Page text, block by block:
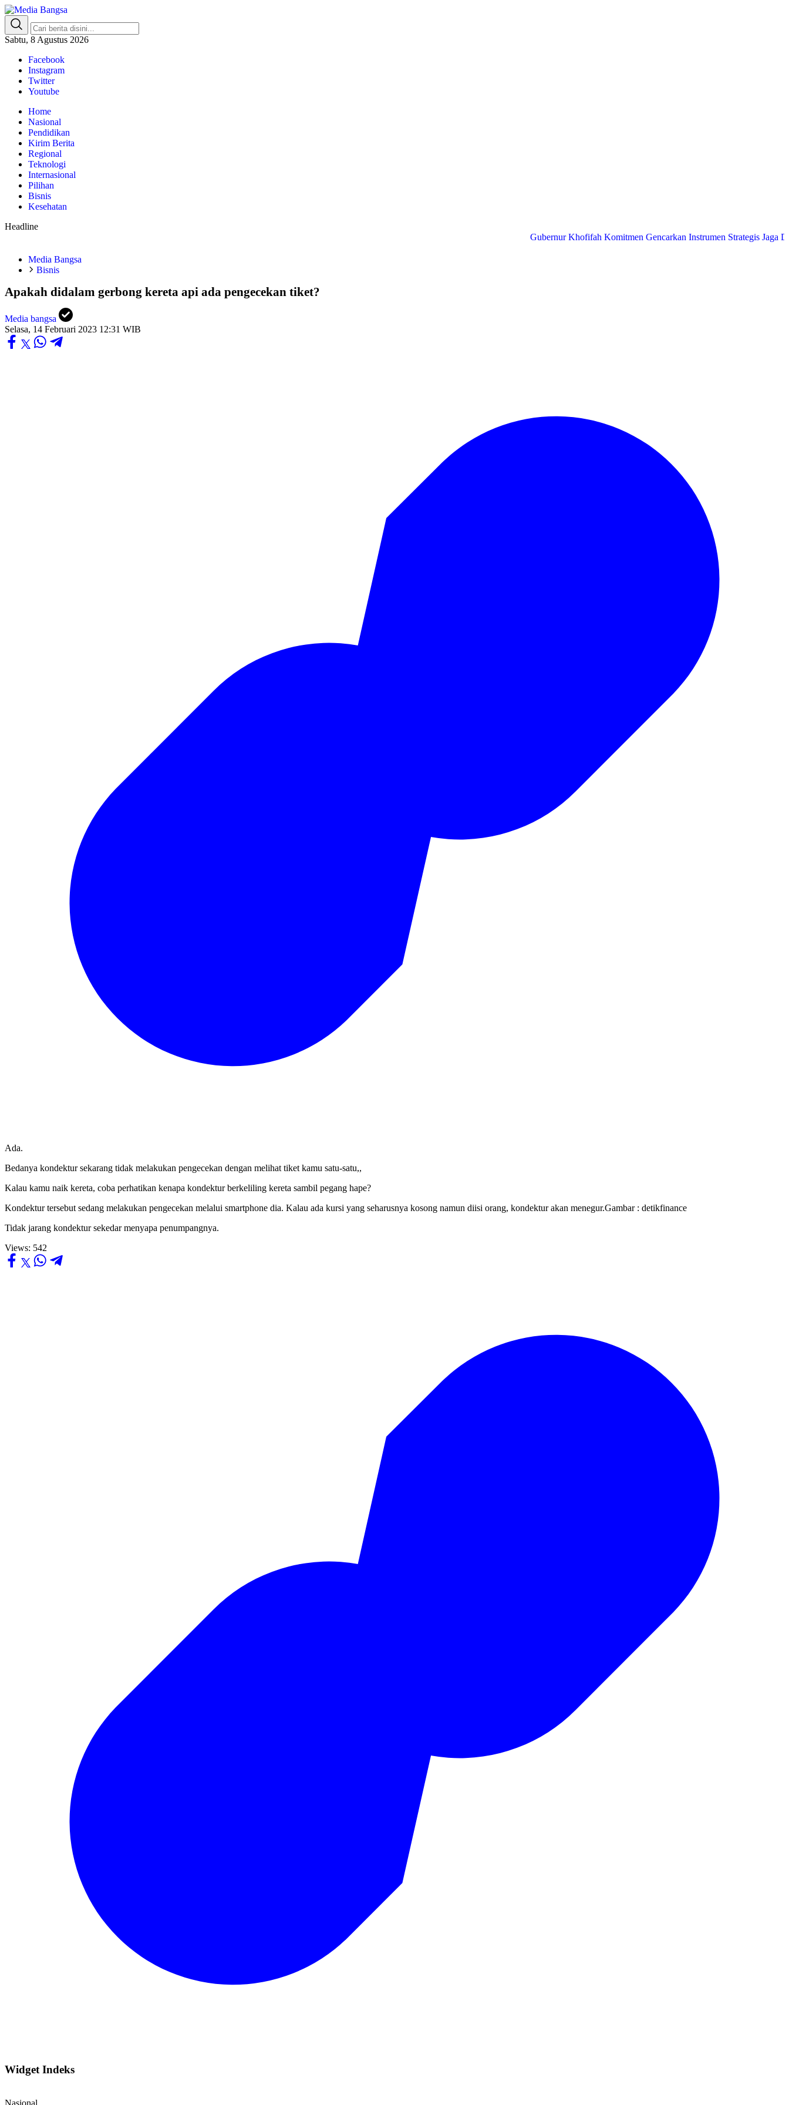
Media Bangsa
Portal Berita Nasional Terpercaya
Sabtu, 8 Agustus 2026
Facebook
Instagram
Twitter
Youtube
Home
Nasional
Pendidikan
Kirim Berita
Regional
Teknologi
Internasional
Pilihan
Bisnis
Kesehatan
Headline
Gubernur Khofifah Komitmen Gencarkan Instrumen Strategis Jaga Daya
Media Bangsa
Bisnis
Apakah didalam gerbong kereta api ada pengecekan tiket?
Media bangsa
Selasa, 14 Februari 2023 12:31 WIB
Ada.
Bedanya kondektur sekarang tidak melakukan pengecekan dengan melihat tiket kamu satu-satu,,
Kalau kamu naik kereta, coba perhatikan kenapa kondektur berkeliling kereta sambil pegang hape?
Kondektur tersebut sedang melakukan pengecekan melalui smartphone dia. Kalau ada kursi yang seharusnya kosong namun diisi orang, kondektur akan menegur.Gambar : detikfinance
Tidak jarang kondektur sekedar menyapa penumpangnya.
Views: 542
Widget Indeks
Nasional